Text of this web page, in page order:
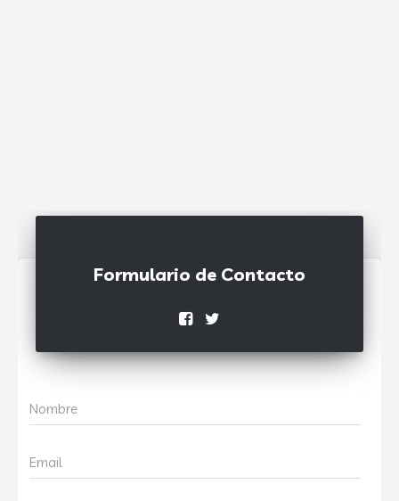
Formulario de Contacto
Nombre
Email